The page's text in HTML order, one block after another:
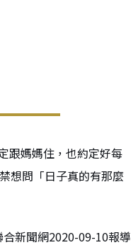
跟媽媽住，也約定好每
想問「日子真的有那麼
合新聞網2020-09-10報導